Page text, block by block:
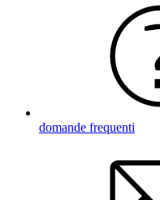
domande frequenti